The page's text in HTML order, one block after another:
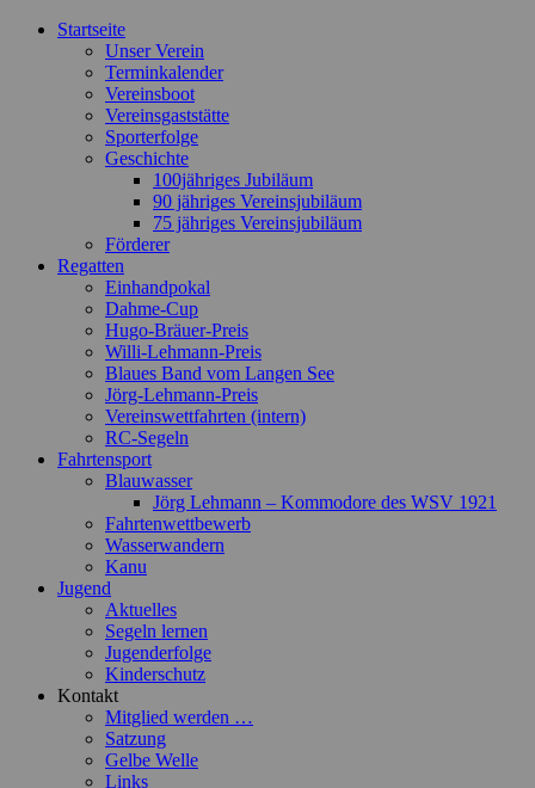
Startseite
Unser Verein
Terminkalender
Vereinsboot
Vereinsgaststätte
Sporterfolge
Geschichte
100jähriges Jubiläum
90 jähriges Vereinsjubiläum
75 jähriges Vereinsjubiläum
Förderer
Regatten
Einhandpokal
Dahme-Cup
Hugo-Bräuer-Preis
Willi-Lehmann-Preis
Blaues Band vom Langen See
Jörg-Lehmann-Preis
Vereinswettfahrten (intern)
RC-Segeln
Fahrtensport
Blauwasser
Jörg Lehmann – Kommodore des WSV 1921
Fahrtenwettbewerb
Wasserwandern
Kanu
Jugend
Aktuelles
Segeln lernen
Jugenderfolge
Kinderschutz
Kontakt
Mitglied werden …
Satzung
Gelbe Welle
Links